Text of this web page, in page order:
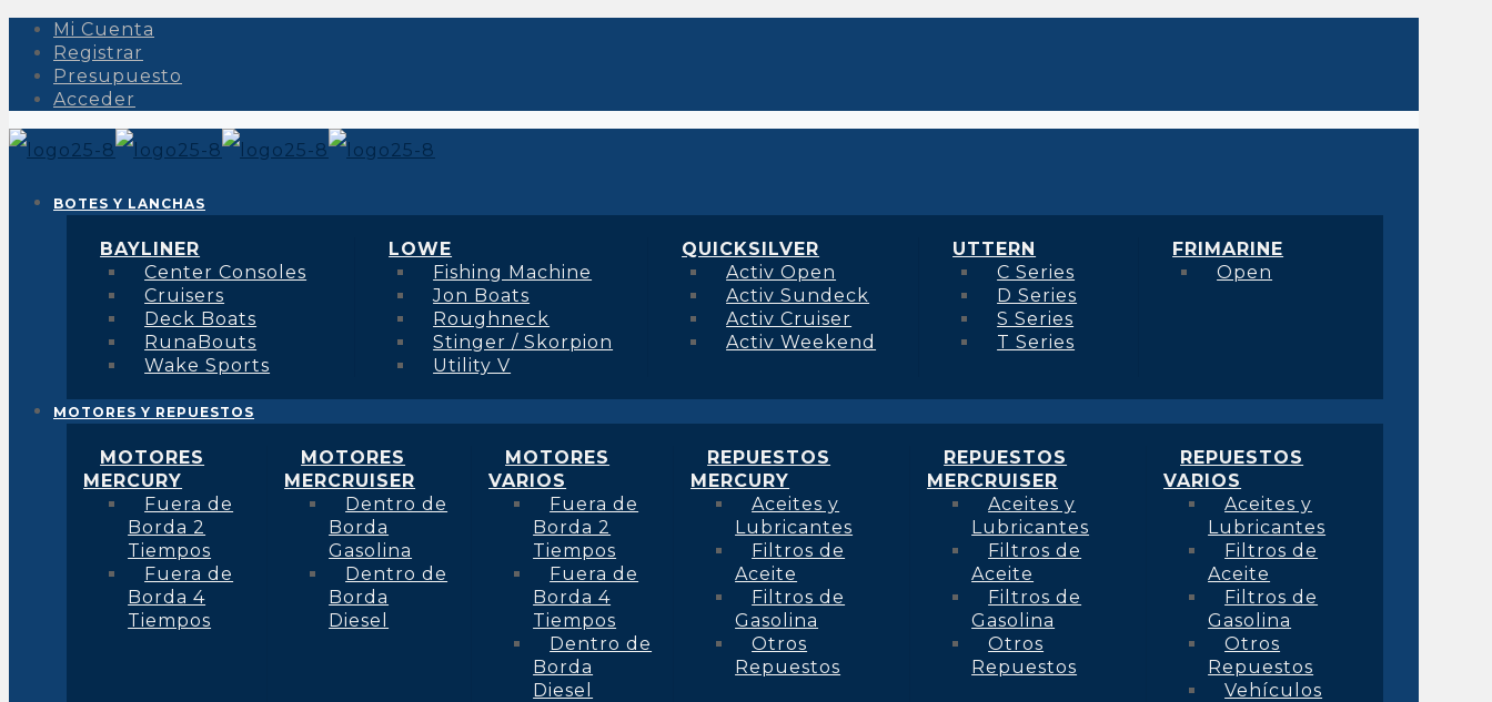
Mi Cuenta
Registrar
Presupuesto
Acceder
BOTES Y LANCHAS
BAYLINER
Center Consoles
Cruisers
Deck Boats
RunaBouts
Wake Sports
LOWE
Fishing Machine
Jon Boats
Roughneck
Stinger / Skorpion
Utility V
QUICKSILVER
Activ Open
Activ Sundeck
Activ Cruiser
Activ Weekend
UTTERN
C Series
D Series
S Series
T Series
FRIMARINE
Open
MOTORES Y REPUESTOS
MOTORES
MERCURY
Fuera de
Borda 2
Tiempos
Fuera de
Borda 4
Tiempos
MOTORES
MERCRUISER
Dentro de
Borda
Gasolina
Dentro de
Borda
Diesel
MOTORES
VARIOS
Fuera de
Borda 2
Tiempos
Fuera de
Borda 4
Tiempos
Dentro de
Borda
Diesel
REPUESTOS
MERCURY
Aceites y
Lubricantes
Filtros de
Aceite
Filtros de
Gasolina
Otros
Repuestos
REPUESTOS
MERCRUISER
Aceites y
Lubricantes
Filtros de
Aceite
Filtros de
Gasolina
Otros
Repuestos
REPUESTOS
VARIOS
Aceites y
Lubricantes
Filtros de
Aceite
Filtros de
Gasolina
Otros
Repuestos
Vehículos